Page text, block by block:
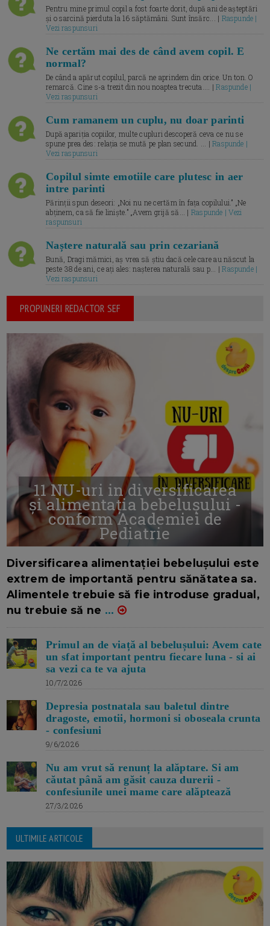
Pentru mine primul copil a fost foarte dorit, după ani de așteptări
și o sarcină pierduta la 16 săptămâni. Sunt însărc... | Raspunde |
Vezi raspunsuri
Ne certăm mai des de când avem copil. E
normal?
De când a apărut copilul, parcă ne aprindem din orice. Un ton. O
remarcă. Cine s-a trezit din nou noaptea trecuta.... |Raspunde |
Vezi raspunsuri
Cum ramanem un cuplu, nu doar parinti
După apariția copiilor, multe cupluri descoperă ceva ce nu se
spune prea des: relația se mută pe plan secund. ... |Raspunde |
Vezi raspunsuri
Copilul simte emotiile care plutesc in aer
intre parinti
Părinții spun deseori: „Noi nu ne certăm în fața copilului.” „Ne
abținem, ca să fie liniște.” „Avem grijă să... | Raspunde | Vezi
raspunsuri
Naștere naturală sau prin cezariană
Bună, Dragi mămici, aș vrea să știu dacă cele care au născut la
peste 38 de ani, ce ați ales: nașterea naturală sau p... |Raspunde |
Vezi raspunsuri
PROPUNERI REDACTOR SEF
11 NU-uri in diversificarea
și alimentația bebelușului -
conform Academiei de
Pediatrie
Diversificarea alimentației bebelușului este
extrem de importantă pentru sănătatea sa.
Alimentele trebuie să fie introduse gradual,
nu trebuie să ne ...
Primul an de viață al bebelușului: Avem cate
un sfat important pentru fiecare luna - si ai
sa vezi ca te va ajuta
10/7/2026
Depresia postnatala sau baletul dintre
dragoste, emotii, hormoni si oboseala crunta
- confesiuni
9/6/2026
Nu am vrut să renunț la alăptare. Si am
căutat până am găsit cauza durerii -
confesiunile unei mame care alăptează
27/3/2026
ULTIMILE ARTICOLE